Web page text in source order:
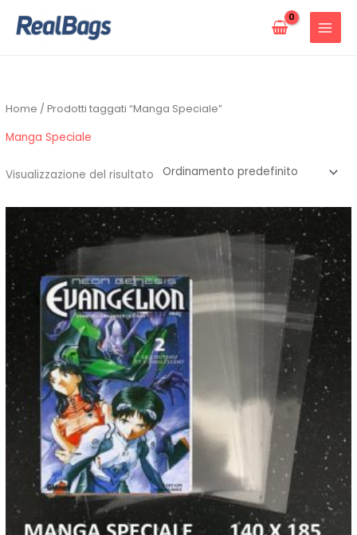
Home / Prodotti taggati “Manga Speciale”
Manga Speciale
Visualizzazione del risultato